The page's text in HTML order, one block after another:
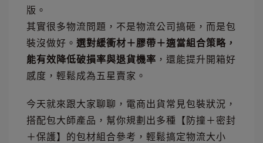
版。
其實很多物流問題，不是物流公司搞砸，而是包
裝沒做好。 選對緩衝材＋膠帶＋適當組合策略，
能有效降低破損率與退貨機率 ，還能提升開箱好
感度，輕鬆成為五星賣家。
今天就來跟大家聊聊，電商出貨常見包裝狀況，
搭配包大師產品，幫你規劃出多種【防撞＋密封
＋保護】的包材組合參考，輕鬆搞定物流大小